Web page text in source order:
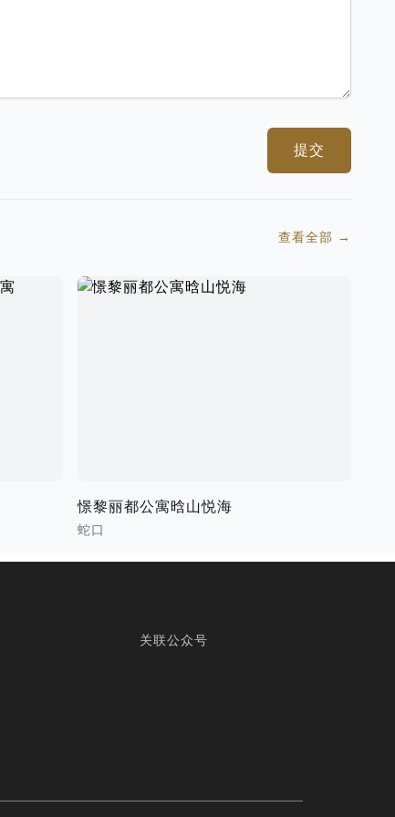
提交
查看全部 →
憬黎丽都公寓晗山悦海
蛇口
关联公众号